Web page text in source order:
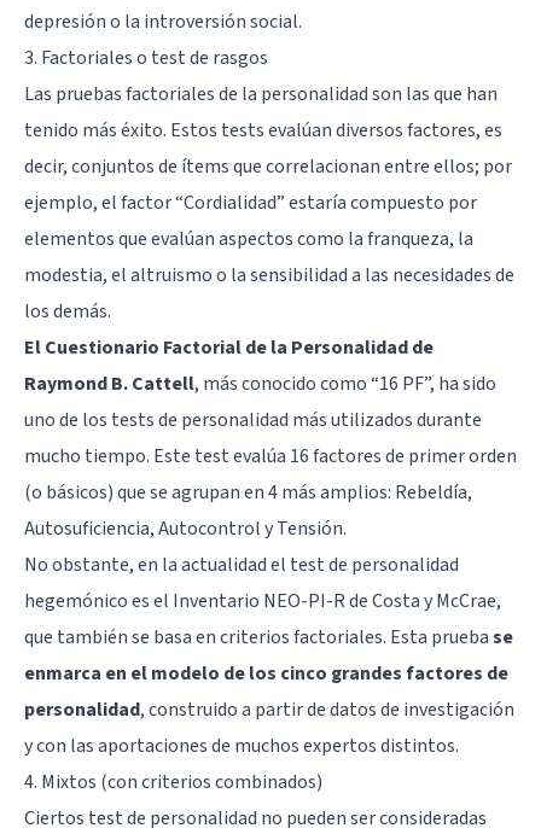
depresión o la introversión social.
3. Factoriales o test de rasgos
Las pruebas factoriales de la personalidad son las que han
tenido más éxito. Estos tests evalúan diversos factores, es
decir, conjuntos de ítems que correlacionan entre ellos; por
ejemplo, el factor “Cordialidad” estaría compuesto por
elementos que evalúan aspectos como la franqueza, la
modestia, el altruismo o la sensibilidad a las necesidades de
los demás.
El Cuestionario Factorial de la Personalidad de
Raymond B. Cattell, más conocido como “16 PF”, ha sido
uno de los tests de personalidad más utilizados durante
mucho tiempo. Este test evalúa 16 factores de primer orden
(o básicos) que se agrupan en 4 más amplios: Rebeldía,
Autosuficiencia, Autocontrol y Tensión.
No obstante, en la actualidad el test de personalidad
hegemónico es el Inventario NEO-PI-R de Costa y McCrae,
que también se basa en criterios factoriales. Esta pruebase
enmarca en el modelo de los cinco grandes factores de
personalidad, construido a partir de datos de investigación
y con las aportaciones de muchos expertos distintos.
4. Mixtos (con criterios combinados)
Ciertos test de personalidad no pueden ser consideradas